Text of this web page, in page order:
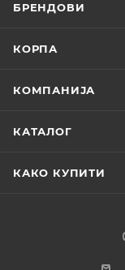
БРЕНДОВИ
КОРПА
КОМПАНИЈА
КАТАЛОГ
КАКО КУПИТИ